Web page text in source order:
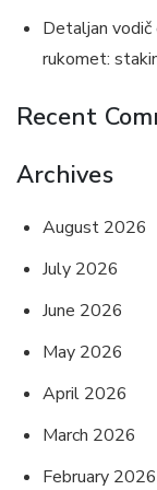
Detaljan vodič
rukomet:
Recent
Archives
August 2026
July 2026
June 2026
May 2026
April 2026
March 2026
February 2026